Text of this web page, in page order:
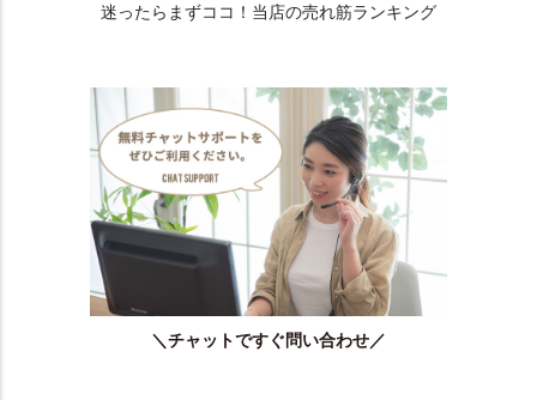
迷ったらまずココ！当店の売れ筋ランキング
＼チャットですぐ問い合わせ／